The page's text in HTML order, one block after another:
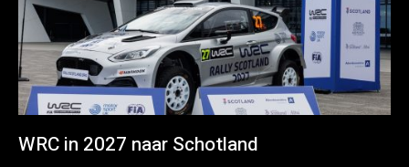
WRC in 2027 naar Schotland